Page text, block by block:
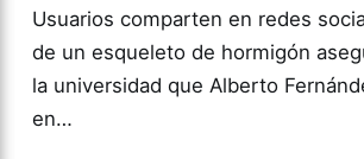
Usuarios comparten en redes
de un esqueleto de hormigón
la universidad que Alberto
en…